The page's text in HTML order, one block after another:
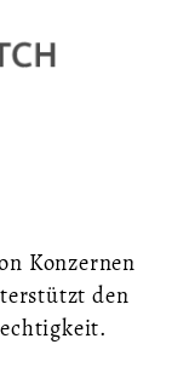
Konzernen
den